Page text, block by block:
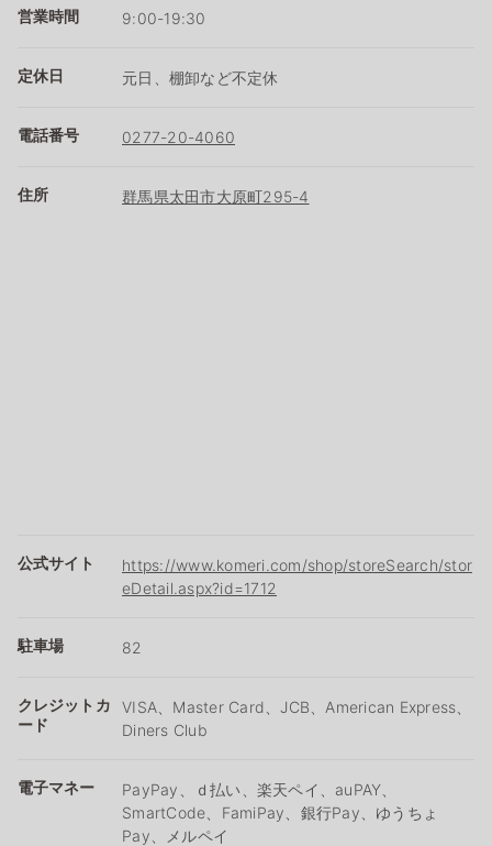
営業時間 9:00-19:30
定休日 元日、棚卸など不定休
電話番号 0277-20-4060
住所 群馬県太田市大原町295-4
公式サイト
https://www.komeri.com/shop/storeSearch/stor
eDetail.aspx?id=1712
駐車場 82
クレジットカ
ード
VISA、Master Card、JCB、American Express、
Diners Club
電子マネー
PayPay、ｄ払い、楽天ペイ、auPAY、
SmartCode、FamiPay、銀行Pay、ゆうちょ
Pay、メルペイ